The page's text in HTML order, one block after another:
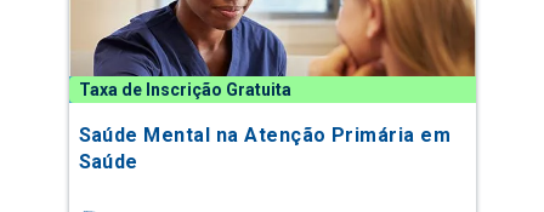
Taxa de Inscrição Gratuita
Saúde Mental na Atenção Primária em
Saúde